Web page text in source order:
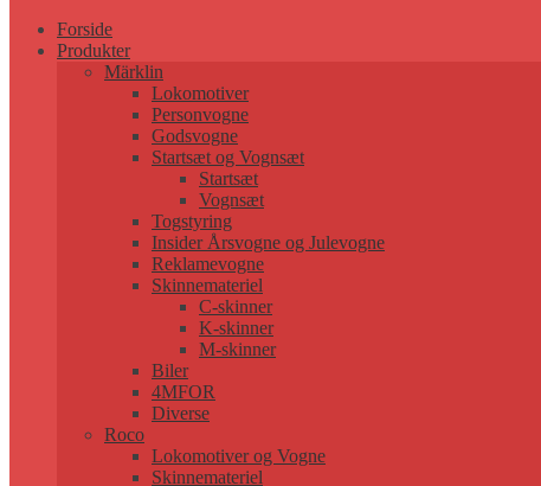
Forside
Produkter
Märklin
Lokomotiver
Personvogne
Godsvogne
Startsæt og Vognsæt
Startsæt
Vognsæt
Togstyring
Insider Årsvogne og Julevogne
Reklamevogne
Skinnemateriel
C-skinner
K-skinner
M-skinner
Biler
4MFOR
Diverse
Roco
Lokomotiver og Vogne
Skinnemateriel